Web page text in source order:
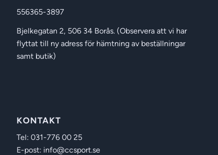
556365-3897
Bjelkegatan 2, 506 34 Borås. (Observera att vi har
flyttat till ny adress för hämtning av beställningar
samt butik)
KONTAKT
Tel: 031-776 00 25
E-post: info@ccsport.se